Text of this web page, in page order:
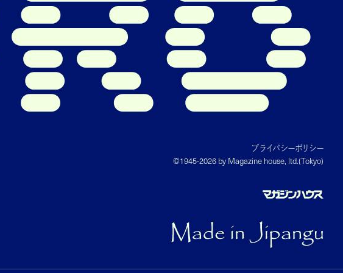
プライバシーポリシー
©1945-2026 by Magazine house, ltd.(Tokyo)